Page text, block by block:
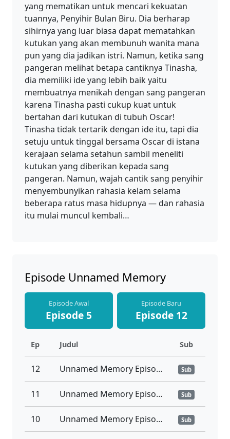
yang mematikan untuk mencari kekuatan
tuannya, Penyihir Bulan Biru. Dia berharap
sihirnya yang luar biasa dapat mematahkan
kutukan yang akan membunuh wanita mana
pun yang dia jadikan istri. Namun, ketika sang
pangeran melihat betapa cantiknya Tinasha,
dia memiliki ide yang lebih baik yaitu
membuatnya menikah dengan sang pangeran
karena Tinasha pasti cukup kuat untuk
bertahan dari kutukan di tubuh Oscar!
Tinasha tidak tertarik dengan ide itu, tapi dia
setuju untuk tinggal bersama Oscar di istana
kerajaan selama setahun sambil meneliti
kutukan yang diberikan kepada sang
pangeran. Namun, wajah cantik sang penyihir
menyembunyikan rahasia kelam selama
beberapa ratus masa hidupnya — dan rahasia
itu mulai muncul kembali…
Episode Unnamed Memory
Episode Awal
Episode 5
Episode Baru
Episode 12
Ep Judul Sub
12 Unnamed Memory Episode 12 Subtitle Indonesia Sub
11 Unnamed Memory Episode 11 Subtitle Indonesia Sub
10 Unnamed Memory Episode 10 Subtitle Indonesia Sub